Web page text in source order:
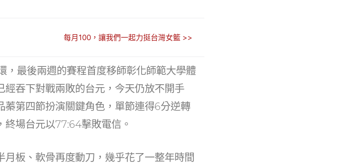
每月100，讓我們一起力挺台灣女籃 >>
最後兩週的賽程首度移師彰化師範大學體
吞下對戰兩敗的台元，今天仍放不開手
第四節扮演關鍵角色，單節連得6分逆轉
場台元以77:64擊敗電信。
板、軟骨再度動刀，幾乎花了一整年時間